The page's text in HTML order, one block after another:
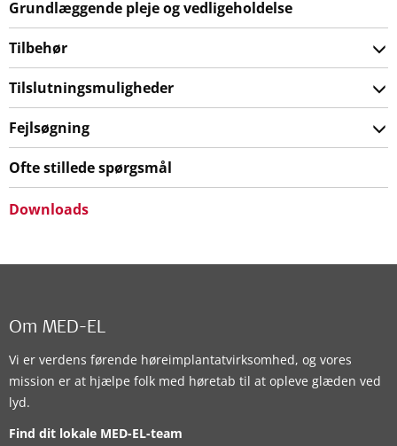
Grundlæggende pleje og vedligeholdelse
Tilbehør
Tilslutningsmuligheder
Fejlsøgning
Ofte stillede spørgsmål
Downloads
Om MED-EL
Vi er verdens førende høreimplantatvirksomhed, og vores
mission er at hjælpe folk med høretab til at opleve glæden ved
lyd.
Find dit lokale MED-EL-team